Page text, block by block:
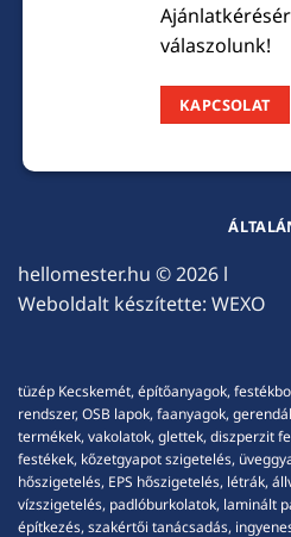
válaszolunk!
KAPCSOLAT
hellomester.hu © 2026 l
Weboldalt készítette: WEXO
tüzép Kecskemét, építőanyagok,
rendszer, OSB lapok, faanyagok,
termékek, vakolatok, glettek, diszperzit
festékek, kőzetgyapot szigetelés,
hőszigetelés, EPS hőszigetelés, létrák,
vízszigetelés, padlóburkolatok, laminált
építkezés, szakértői tanácsadás,